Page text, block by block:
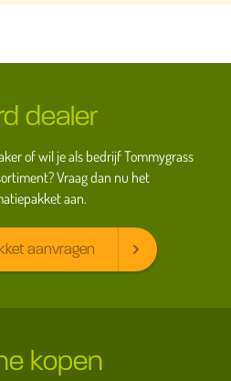
dealer
of wil je als bedrijf Tommygrass
Vraag dan nu het
aan.
aanvragen
kopen